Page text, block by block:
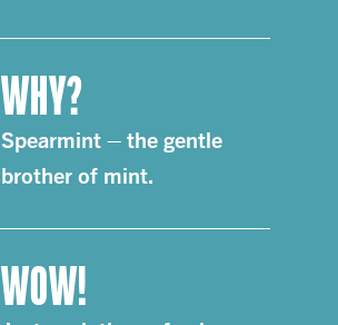
WHY?
Spearmint – the gentle
brother of mint.
WOW!